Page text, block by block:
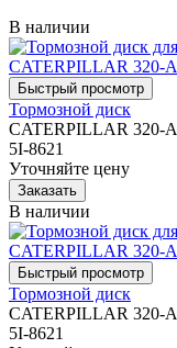
В наличии
Тормозной диск
CATERPILLAR 320-A
5I-8621
Уточняйте цену
В наличии
Тормозной диск
CATERPILLAR 320-A
5I-8621